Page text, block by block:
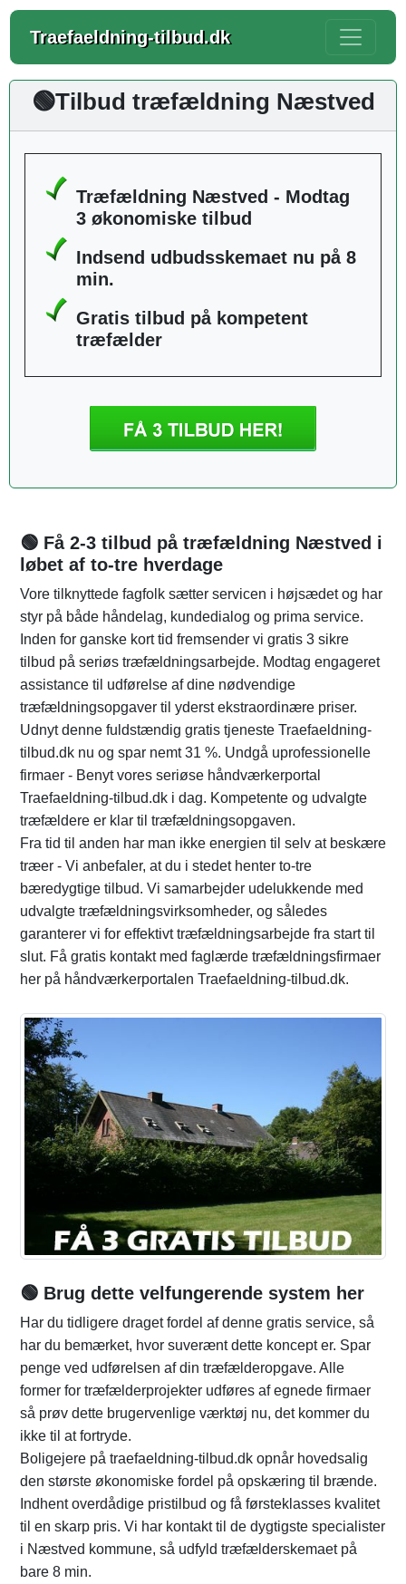
Traefaeldning-tilbud.dk
🟢Tilbud træfældning Næstved
Træfældning Næstved - Modtag
3 økonomiske tilbud
Indsend udbudsskemaet nu på 8
min.
Gratis tilbud på kompetent
træfælder
🟢 Få 2-3 tilbud på træfældning Næstved i
løbet af to-tre hverdage
Vore tilknyttede fagfolk sætter servicen i højsædet og har
styr på både håndelag, kundedialog og prima service.
Inden for ganske kort tid fremsender vi gratis 3 sikre
tilbud på seriøs træfældningsarbejde. Modtag engageret
assistance til udførelse af dine nødvendige
træfældningsopgaver til yderst ekstraordinære priser.
Udnyt denne fuldstændig gratis tjeneste Traefaeldning-
tilbud.dk nu og spar nemt 31 %. Undgå uprofessionelle
firmaer - Benyt vores seriøse håndværkerportal
Traefaeldning-tilbud.dk i dag. Kompetente og udvalgte
træfældere er klar til træfældningsopgaven.
Fra tid til anden har man ikke energien til selv at beskære
træer - Vi anbefaler, at du i stedet henter to-tre
bæredygtige tilbud. Vi samarbejder udelukkende med
udvalgte træfældningsvirksomheder, og således
garanterer vi for effektivt træfældningsarbejde fra start til
slut. Få gratis kontakt med faglærde træfældningsfirmaer
her på håndværkerportalen Traefaeldning-tilbud.dk.
🟢 Brug dette velfungerende system her
Har du tidligere draget fordel af denne gratis service, så
har du bemærket, hvor suverænt dette koncept er. Spar
penge ved udførelsen af din træfælderopgave. Alle
former for træfælderprojekter udføres af egnede firmaer
så prøv dette brugervenlige værktøj nu, det kommer du
ikke til at fortryde.
Boligejere på traefaeldning-tilbud.dk opnår hovedsalig
den største økonomiske fordel på opskæring til brænde.
Indhent overdådige pristilbud og få førsteklasses kvalitet
til en skarp pris. Vi har kontakt til de dygtigste specialister
i Næstved kommune, så udfyld træfælderskemaet på
bare 8 min.